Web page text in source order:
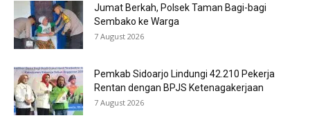
Jumat Berkah, Polsek Taman Bagi-bagi
Sembako ke Warga
7 August 2026
Pemkab Sidoarjo Lindungi 42.210 Pekerja
Rentan dengan BPJS Ketenagakerjaan
7 August 2026